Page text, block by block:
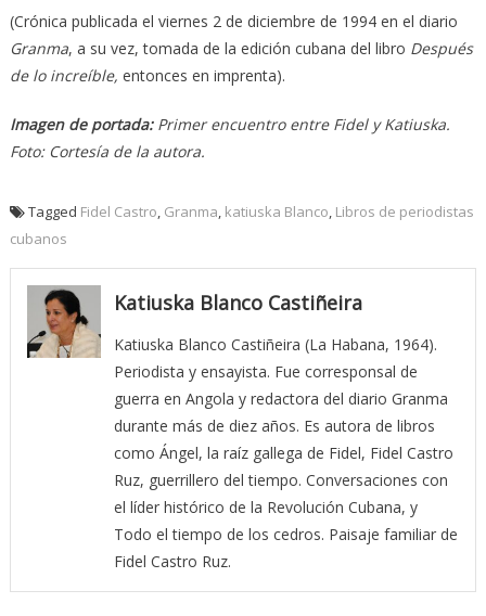
(Crónica publicada el viernes 2 de diciembre de 1994 en el diario
Granma, a su vez, tomada de la edición cubana del libro Después
de lo increíble, entonces en imprenta).
Imagen de portada:Primer encuentro entre Fidel y Katiuska.
Foto: Cortesía de la autora.
Tagged Fidel Castro Granma katiuska Blanco Libros de periodistas
cubanos
Katiuska Blanco Castiñeira
Katiuska Blanco Castiñeira (La Habana, 1964).
Periodista y ensayista. Fue corresponsal de
guerra en Angola y redactora del diario Granma
durante más de diez años. Es autora de libros
como Ángel, la raíz gallega de Fidel, Fidel Castro
Ruz, guerrillero del tiempo. Conversaciones con
el líder histórico de la Revolución Cubana, y
Todo el tiempo de los cedros. Paisaje familiar de
Fidel Castro Ruz.